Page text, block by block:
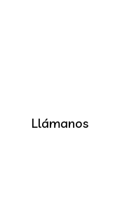
Llámanos